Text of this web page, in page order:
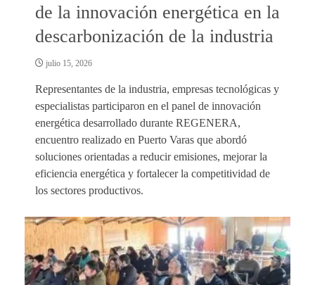
de la innovación energética en la
descarbonización de la industria
julio 15, 2026
Representantes de la industria, empresas tecnológicas y
especialistas participaron en el panel de innovación
energética desarrollado durante REGENERA,
encuentro realizado en Puerto Varas que abordó
soluciones orientadas a reducir emisiones, mejorar la
eficiencia energética y fortalecer la competitividad de
los sectores productivos.